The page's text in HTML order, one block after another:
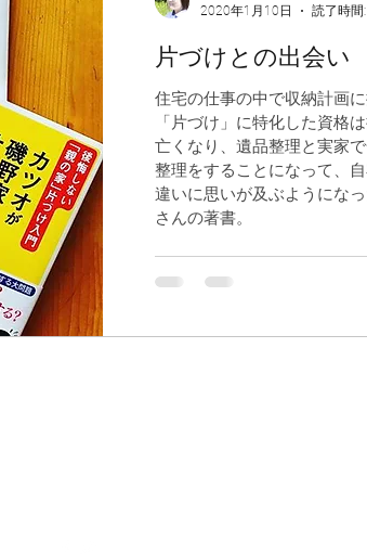
2020年1月10日
読了時間
片づけとの出会い
住宅の仕事の中で収納計画
「片づけ」に特化した資格
亡くなり、遺品整理と実家
整理をすることになって、
違いに思いが及ぶようにな
さんの著書。